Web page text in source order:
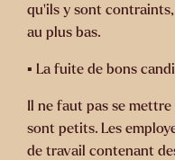
qu’ils y sont
au plus bas.
▪️ La fuite de bons
Il ne faut pas se mettre
sont petits. Les
de travail contenant